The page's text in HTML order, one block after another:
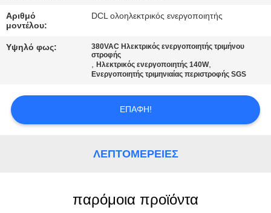
ΜΑΣ
ΕΛΆΤΕ
ΜΕ
Αριθμό
μοντέλου:
DCL ολοηλεκτρικός ενεργοποιητής
Υψηλό φως:
380VAC Ηλεκτρικός ενεργοποιητής τριμήνου
στροφής
,Ηλεκτρικός ενεργοποιητής 140W,
Ενεργοποιητής τριμηνιαίας περιστροφής SGS
ΕΠΑΦΉ!
ΛΕΠΤΟΜΈΡΕΙΕΣ
παρόμοια προϊόντα